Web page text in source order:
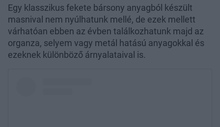
Egy klasszikus fekete bársony anyagból készült
masnival nem nyúlhatunk mellé, de ezek mellett
várhatóan ebben az évben találkozhatunk majd az
organza, selyem vagy metál hatású anyagokkal és
ezeknek különböző árnyalataival is.